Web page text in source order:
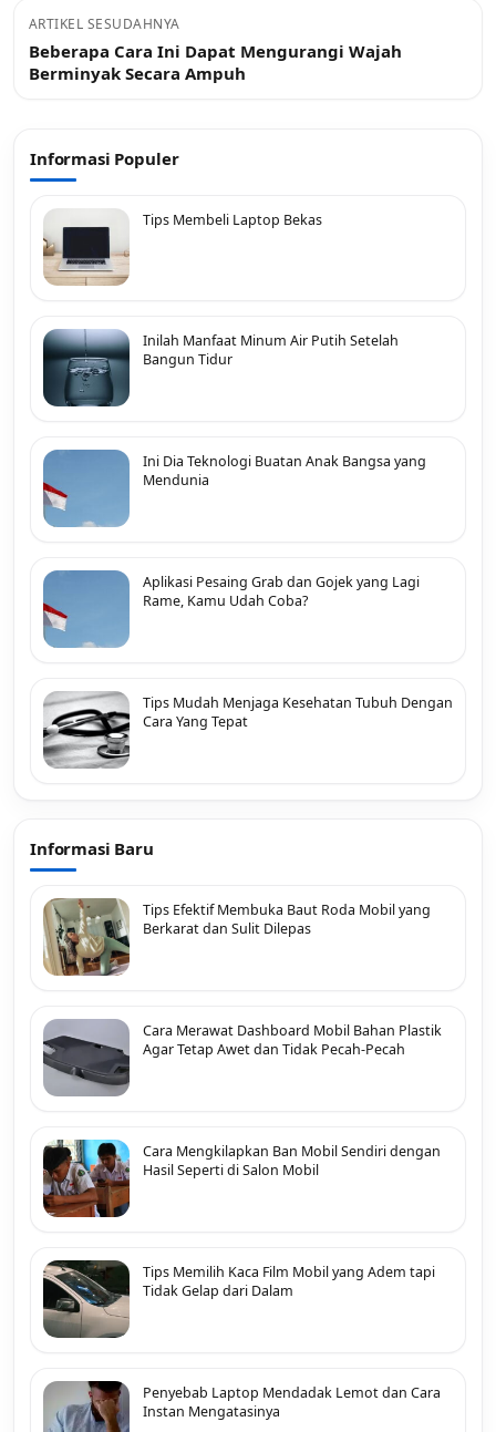
ARTIKEL SESUDAHNYA
Beberapa Cara Ini Dapat Mengurangi Wajah
Berminyak Secara Ampuh
Informasi Populer
Tips Membeli Laptop Bekas
Inilah Manfaat Minum Air Putih Setelah
Bangun Tidur
Ini Dia Teknologi Buatan Anak Bangsa yang
Mendunia
Aplikasi Pesaing Grab dan Gojek yang Lagi
Rame, Kamu Udah Coba?
Tips Mudah Menjaga Kesehatan Tubuh Dengan
Cara Yang Tepat
Informasi Baru
Tips Efektif Membuka Baut Roda Mobil yang
Berkarat dan Sulit Dilepas
Cara Merawat Dashboard Mobil Bahan Plastik
Agar Tetap Awet dan Tidak Pecah-Pecah
Cara Mengkilapkan Ban Mobil Sendiri dengan
Hasil Seperti di Salon Mobil
Tips Memilih Kaca Film Mobil yang Adem tapi
Tidak Gelap dari Dalam
Penyebab Laptop Mendadak Lemot dan Cara
Instan Mengatasinya